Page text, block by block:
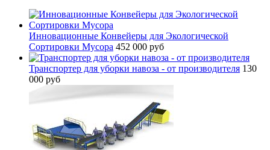
Инновационные Конвейеры для Экологической
Сортировки Мусора 452 000 руб
Транспортер для уборки навоза - от производителя 130
000 руб